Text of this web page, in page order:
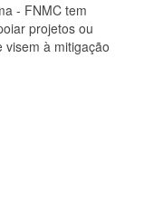
- FNMC tem
projetos ou
à mitigação